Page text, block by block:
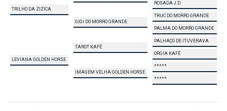
TRILHO DA ZIZICA
ROSADA J.D.
GIGI DO MORRO GRANDE
TRUC DO MORRO GRANDE
PALMA DO MORRO GRANDE
LEVIANA GOLDEN HORSE
TAROT KAFÉ
PALHAÇO DE ITUVERAVA
ORGIA KAFÉ
IMAGEM VELHA GOLDEN HORSE
*****
*****